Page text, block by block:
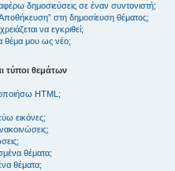
δημοσιεύσεις σε έναν συντονιστή;
στη δημοσίευση θέματος;
να εγκριθεί;
θέμα μου ως νέο;
τύποι θεμάτων
HTML;
εικόνες;
θέματα;
θέματα;